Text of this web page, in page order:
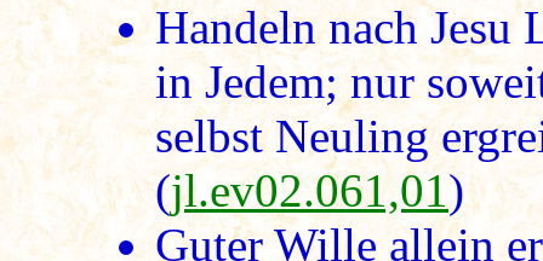
Handeln nach Jesu
in Jedem; nur
selbst Neuling
(jl.ev02.061,01)
Guter Wille allein